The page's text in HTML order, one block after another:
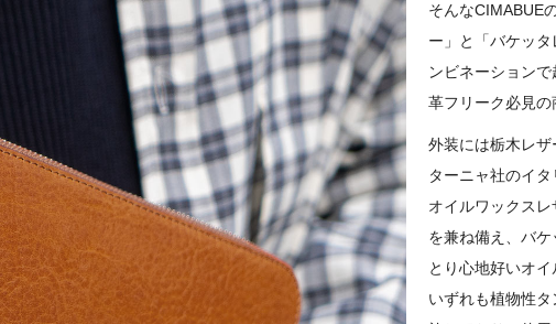
そんなCIMABUE
ー」と「バケッ
ンビネーション
革フリーク必見の
外装には栃木レ
ターニャ社のイ
オイルワックス
を兼ね備え、バ
とり心地好いオ
いずれも植物性